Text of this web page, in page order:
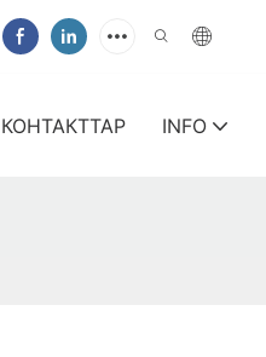
КОНТАКТТАР INFO